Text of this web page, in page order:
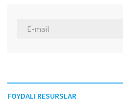
FOYDALI RESURSLAR